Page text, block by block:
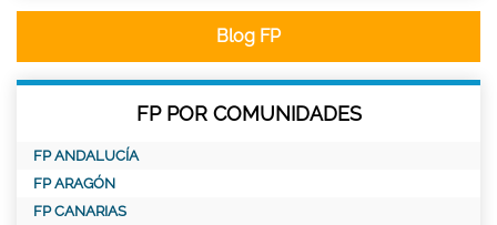
Blog FP
FP POR COMUNIDADES
FP ANDALUCÍA
FP ARAGÓN
FP CANARIAS